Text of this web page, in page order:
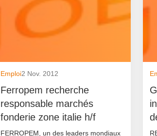
Emploi2 Nov. 2012
Ferropem recherche
responsable marchés
fonderie zone italie h/f
FERROPEM, un des leaders mondiaux